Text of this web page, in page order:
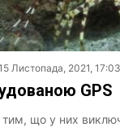
Листопада, 2021, 17:03
GPS
тим, що у них